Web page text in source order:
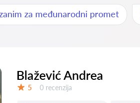
za međunarodni promet
Blažević Andrea
5 Recenzija:
0 recenzija